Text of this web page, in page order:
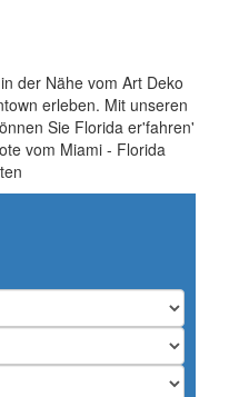
der Nähe vom Art Deko
erleben. Mit unseren
Sie Florida er'fahren'
vom Miami - Florida